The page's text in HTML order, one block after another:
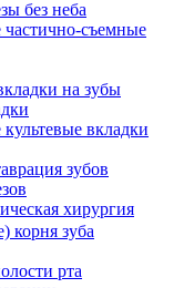
без неба
съемные
на зубы
вкладки
зубов
хирургия
корня зуба
рта